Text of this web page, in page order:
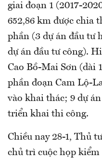
giai đoạn 1 (2017-
652,86 km được chia
phần (3 dự án đầu tư
dự án đầu tư công).
Cao Bồ-Mai Sơn (dài
phần đoạn Cam Lộ-
vào khai thác; 9 dự
triển khai thi công.
Chiều nay 28-1, Thủ
chủ trì cuộc họp